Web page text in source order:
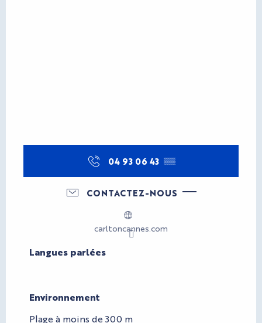
04 93 06 43 ▒▒
CONTACTEZ-NOUS
carltoncannes.com
Langues parlées
Langues parlées
Environnement
Environnement
Plage à moins de 300 m